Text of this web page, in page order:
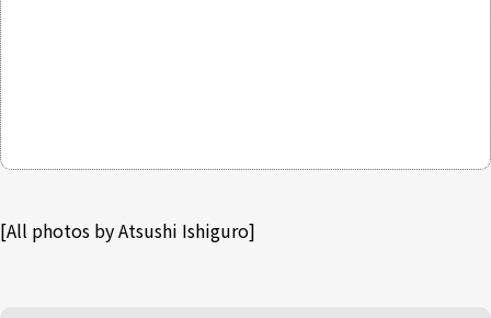
[All photos by Atsushi Ishiguro]